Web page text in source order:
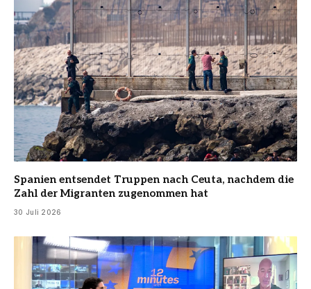
Spanien entsendet Truppen nach Ceuta, nachdem die
Zahl der Migranten zugenommen hat
30 Juli 2026